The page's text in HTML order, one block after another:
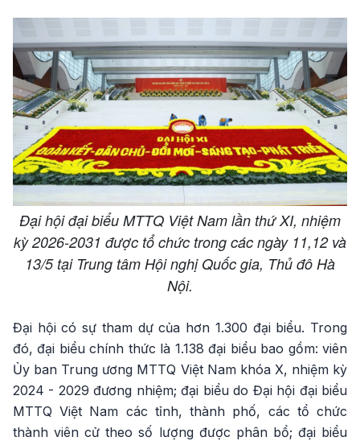
Đại hội đại biểu MTTQ Việt Nam lần thứ XI, nhiệm
kỳ 2026-2031 được tổ chức trong các ngày 11,12 và
13/5 tại Trung tâm Hội nghị Quốc gia, Thủ đô Hà
Nội.
Đại hội có sự tham dự của hơn 1.300 đại biểu. Trong
đó, đại biểu chính thức là 1.138 đại biểu bao gồm: viên
Ủy ban Trung ương MTTQ Việt Nam khóa X, nhiệm kỳ
2024 - 2029 đương nhiệm; đại biểu do Đại hội đại biểu
MTTQ Việt Nam các tỉnh, thành phố, các tổ chức
thành viên cử theo số lượng được phân bổ; đại biểu